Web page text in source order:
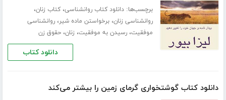
برچسب‌ها:دانلود کتاب روانشناسی،کتاب زنان،
روانشناسی زنان،برخواستن ماده شیر،روانشناسی
موفقیت،رسیدن به موفقیت، زنان،حقوق زن
دانلود کتاب
دانلود کتاب گوشتخواری گرمای زمین را بیشتر می‌کند